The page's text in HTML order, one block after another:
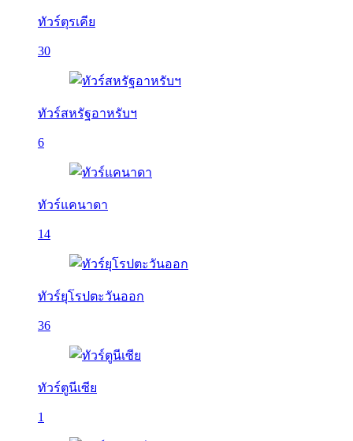
ทัวร์ตุรเคีย
30
ทัวร์สหรัฐอาหรับฯ
6
ทัวร์แคนาดา
14
ทัวร์ยุโรปตะวันออก
36
ทัวร์ตูนีเซีย
1